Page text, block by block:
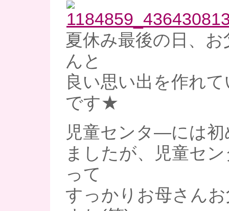
夏休み最後の日、
んと
良い思い出を作れ
です★
児童センタ―には初
ましたが、児童セ
って
すっかりお母さん